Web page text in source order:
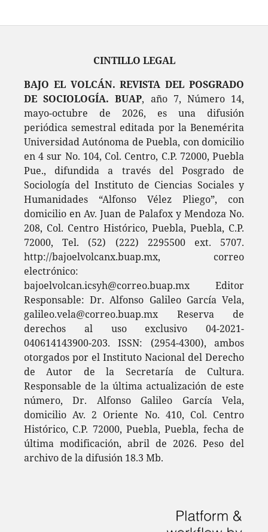
CINTILLO LEGAL
BAJO EL VOLCÁN. REVISTA DEL POSGRADO
DE SOCIOLOGÍA. BUAP, año 7, Número 14,
mayo-octubre de 2026, es una difusión
periódica semestral editada por la Benemérita
Universidad Autónoma de Puebla, con domicilio
en 4 sur No. 104, Col. Centro, C.P. 72000, Puebla
Pue., difundida a través del Posgrado de
Sociología del Instituto de Ciencias Sociales y
Humanidades “Alfonso Vélez Pliego”, con
domicilio en Av. Juan de Palafox y Mendoza No.
208, Col. Centro Histórico, Puebla, Puebla, C.P.
72000, Tel. (52) (222) 2295500 ext. 5707.
http://bajoelvolcanx.buap.mx, correo
electrónico:
bajoelvolcan.icsyh@correo.buap.mx Editor
Responsable: Dr. Alfonso Galileo García Vela,
galileo.vela@correo.buap.mx Reserva de
derechos al uso exclusivo 04-2021-
040614143900-203. ISSN: (2954-4300), ambos
otorgados por el Instituto Nacional del Derecho
de Autor de la Secretaría de Cultura.
Responsable de la última actualización de este
número, Dr. Alfonso Galileo García Vela,
domicilio Av. 2 Oriente No. 410, Col. Centro
Histórico, C.P. 72000, Puebla, Puebla, fecha de
última modificación, abril de 2026. Peso del
archivo de la difusión 18.3 Mb.